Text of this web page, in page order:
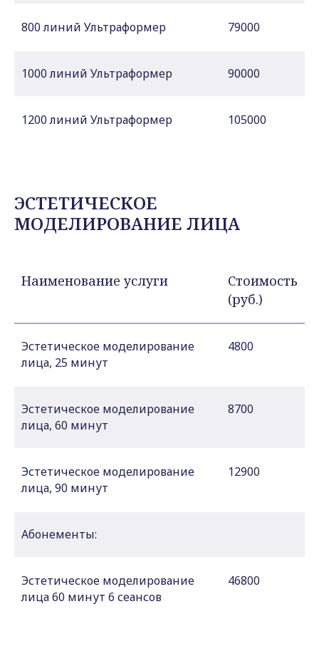
800 линий Ультраформер 79000
1000 линий Ультраформер 90000
1200 линий Ультраформер 105000
ЭСТЕТИЧЕСКОЕ
МОДЕЛИРОВАНИЕ ЛИЦА
Наименование услуги
Стоимость
(руб.)
Эстетическое моделирование
лица, 25 минут
4800
Эстетическое моделирование
лица, 60 минут
8700
Эстетическое моделирование
лица, 90 минут
12900
Абонементы:
Эстетическое моделирование
лица 60 минут 6 сеансов
46800